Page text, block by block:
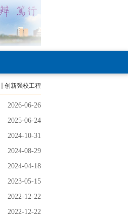
创新强校工程
2026-06-26
2025-06-24
2024-10-31
2024-08-29
2024-04-18
2023-05-15
2022-12-22
2022-12-22